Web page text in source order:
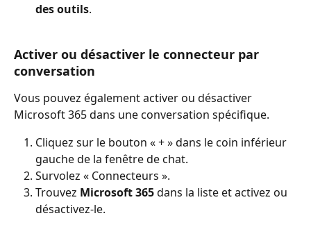
des outils.
Activer ou désactiver le connecteur par
conversation
Vous pouvez également activer ou désactiver
Microsoft 365 dans une conversation spécifique.
Cliquez sur le bouton « + » dans le coin inférieur
gauche de la fenêtre de chat.
Survolez « Connecteurs ».
Trouvez Microsoft 365 dans la liste et activez ou
désactivez-le.